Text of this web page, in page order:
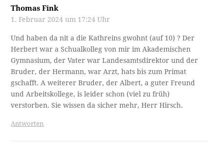
Thomas Fink
1. Februar 2024 um 17:24 Uhr
Und haben da nit a die Kathreins gwohnt (auf 10) ? Der
Herbert war a Schualkolleg von mir im Akademischen
Gymnasium, der Vater war Landesamtsdirektor und der
Bruder, der Hermann, war Arzt, hats bis zum Primat
gschafft. A weiterer Bruder, der Albert, a guter Freund
und Arbeitskollege, is leider schon (viel zu früh)
verstorben. Sie wissen da sicher mehr, Herr Hirsch.
Antworten